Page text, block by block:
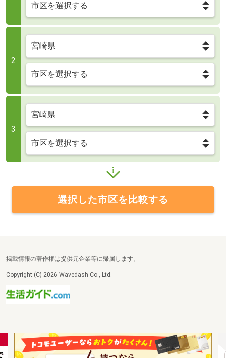
2
3
選択した市区を比較する
掲載情報の著作権は提供元企業等に帰属します。
Copyright:(C) 2026 Wavedash Co., Ltd.